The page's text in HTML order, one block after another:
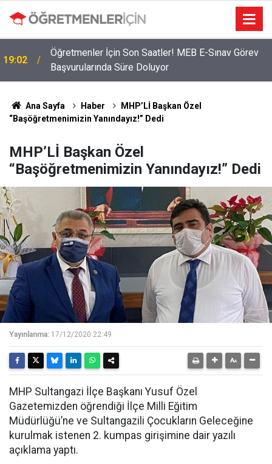
19:02
Öğretmenler İçin Son Saatler! MEB E-Sınav Görev
Başvurularında Süre Doluyor
Ana Sayfa Haber
MHP’Lİ Başkan Özel
“Başöğretmenimizin Yanındayız!” Dedi
MHP’Lİ Başkan Özel
“Başöğretmenimizin Yanındayız!” Dedi
Yayınlanma: 17/12/2020 22:49
MHP Sultangazi İlçe Başkanı Yusuf Özel
Gazetemizden öğrendiği İlçe Milli Eğitim
Müdürlüğü’ne ve Sultangazili Çocukların Geleceğine
kurulmak istenen 2. kumpas girişimine dair yazılı
açıklama yaptı.